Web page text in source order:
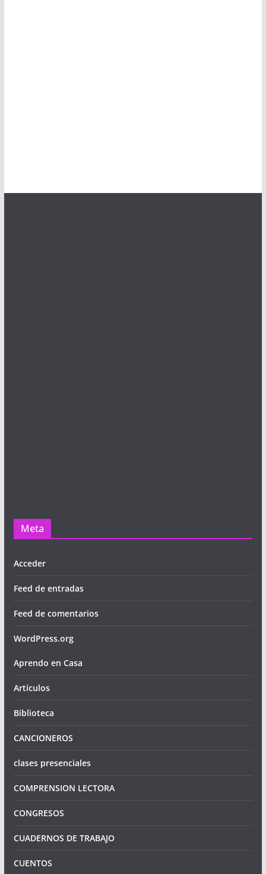
Meta
Acceder
Feed de entradas
Feed de comentarios
WordPress.org
Aprendo en Casa
Artículos
Biblioteca
CANCIONEROS
clases presenciales
COMPRENSION LECTORA
CONGRESOS
CUADERNOS DE TRABAJO
CUENTOS